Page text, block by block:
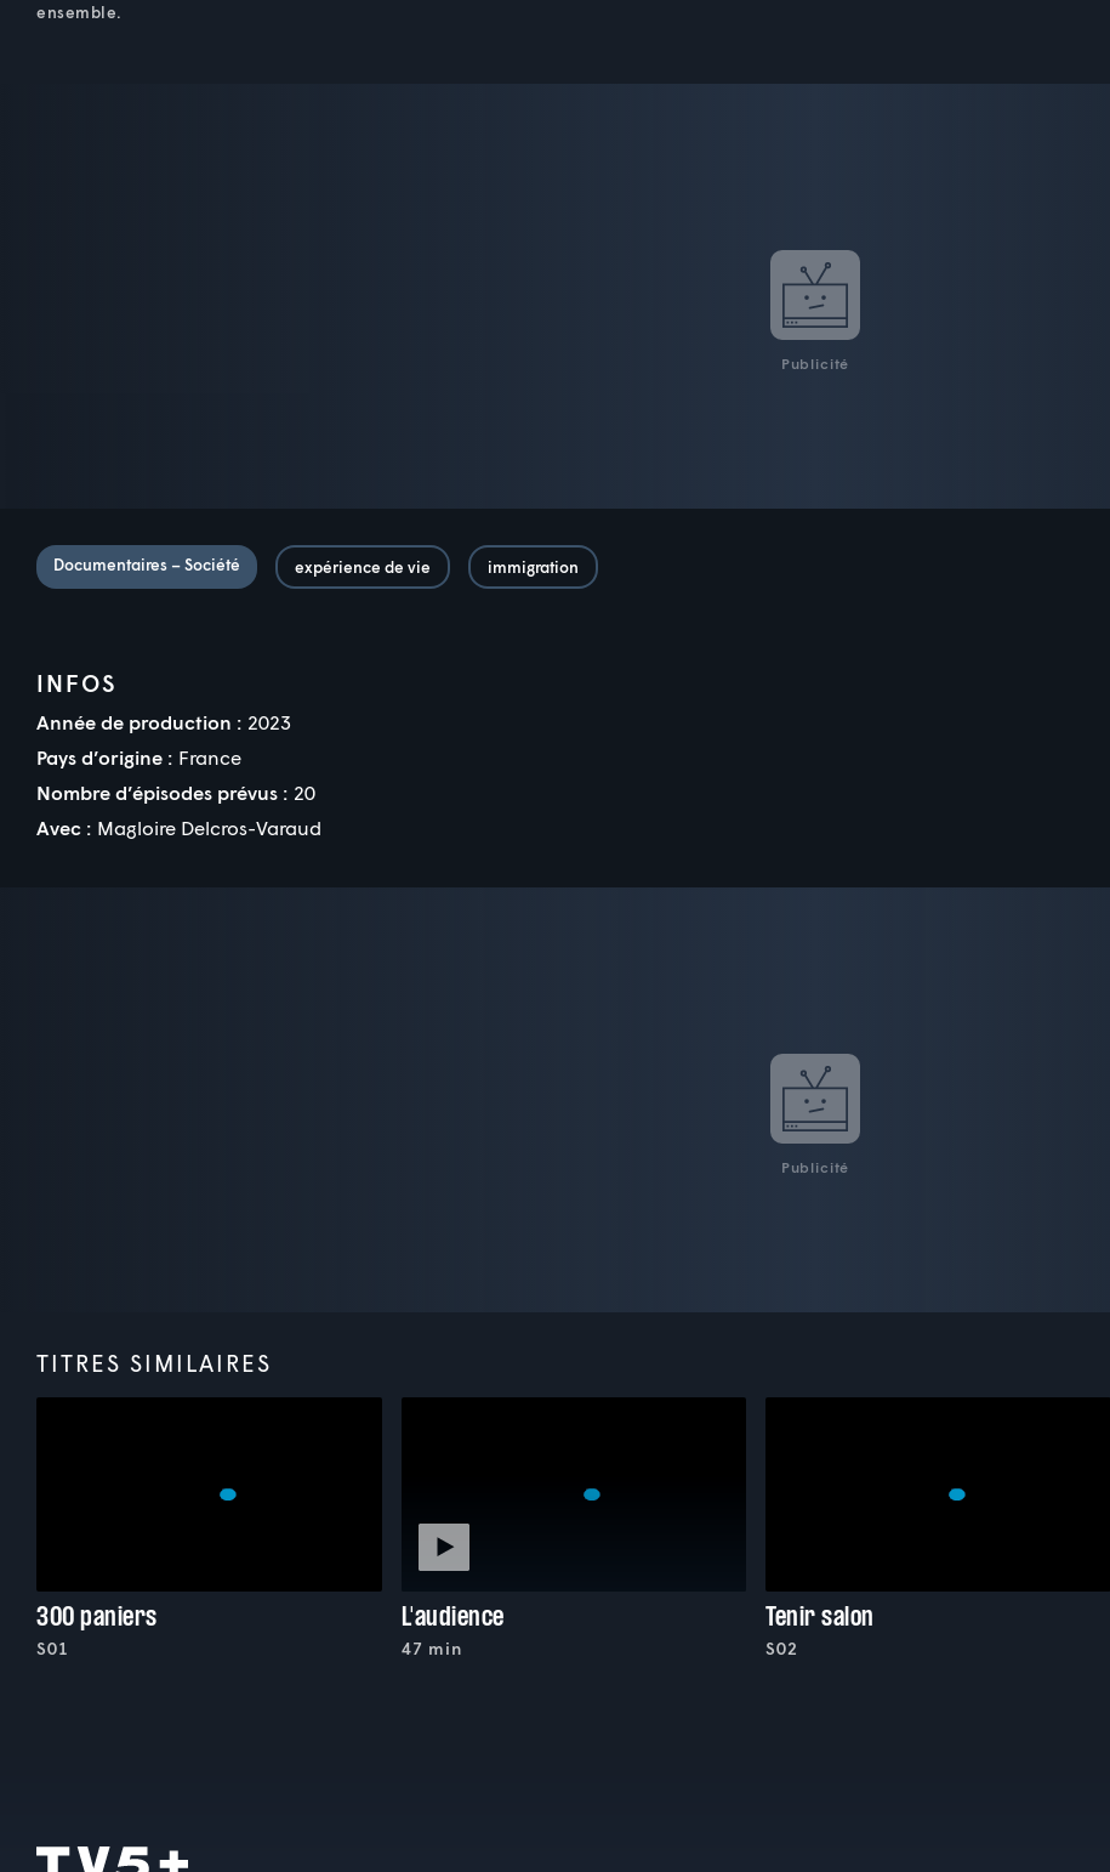
ensemble.
Publicité
Documentaires – Société expérience de vie immigration
INFOS
Année de production : 2023
Pays d’origine : France
Nombre d’épisodes prévus : 20
Avec : Magloire Delcros-Varaud
Publicité
TITRES SIMILAIRES
300 paniers
S01
L'audience
47 min
Tenir salon
S02